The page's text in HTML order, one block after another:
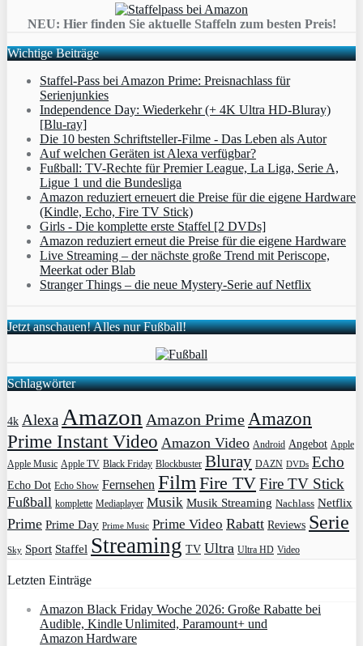
NEU: Hier finden Sie aktuelle Staffeln zum besten Preis!
Wichtige Beiträge
Staffel-Pass bei Amazon Prime: Preisnachlass für
Serienjunkies
Independence Day: Wiederkehr (+ 4K Ultra HD-Bluray)
[Blu-ray]
Die 10 besten Schriftsteller-Filme - Das Leben als Autor
Auf welchen Geräten ist Alexa verfügbar?
Fußball: TV-Rechte für Premier League, La Liga, Serie A,
Ligue 1 und die Bundesliga
Amazon reduziert erneuert die Preise für die eigene Hardware
(Kindle, Echo, Fire TV Stick)
Girls - Die komplette erste Staffel [2 DVDs]
Amazon reduziert erneut die Preise für die eigene Hardware
Live Streaming – der nächste große Trend mit Periscope,
Meerkat oder Blab
Stranger Things – die neue Mystery-Serie auf Netflix
Jetzt anschauen! Alles nur Fußball!
Schlagwörter
4k Alexa Amazon Amazon Prime Amazon
Prime Instant Video Amazon Video Android Angebot Apple
Apple Music Apple TV Black Friday Blockbuster Bluray DAZN DVDs Echo
Echo Dot Echo Show Fernsehen Film Fire TVFire TV Stick
Fußball komplette Mediaplayer Musik Musik Streaming Nachlass Netflix
Prime Prime Day Prime Music Prime Video Rabatt Reviews Serie
Sky Sport Staffel Streaming TV Ultra Ultra HD Video
Letzten Einträge
Amazon Black Friday Woche 2026: Große Rabatte bei
Audible, Kindle Unlimited, Paramount+ und
Amazon Hardware